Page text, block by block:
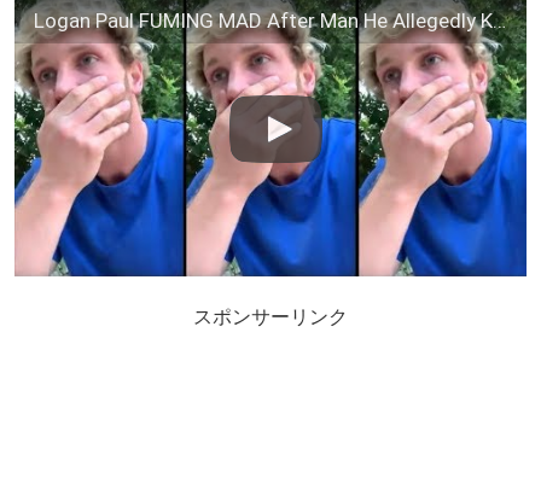
Logan Paul FUMING MAD After Man He Allegedly Knocked Out Claims It Was Fake
スポンサーリンク